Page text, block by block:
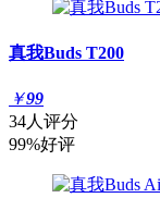
真我Buds T200
￥99
34人评分
99%好评